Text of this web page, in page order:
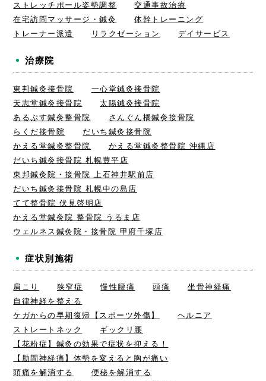
ストレッチポール姿勢調整
交通事故治療
在宅訪問マッサージ・鍼灸
体幹トレーニング
トレーナー派遣
リラクゼーション デイサービス
治療院
東邦鍼灸接骨院
一心堂鍼灸接骨院
天志堂鍼灸接骨院
太陽鍼灸接骨院
あるぷす鍼灸整骨院
さんぐん橋鍼灸接骨院
らくだ接骨院
だいち鍼灸接骨院
かえる堂鍼灸整骨院
かえる堂鍼灸整骨院 沖縄店
だいち鍼灸接骨院 札幌豊平店
東邦鍼灸院・接骨院 上石神井駅前店
だいち鍼灸接骨院 札幌中の島店
てて整骨院 伏見啓明店
かえる堂鍼灸院 整骨院 うるま店
ウェルネス鍼灸院・接骨院 甲府千塚店
症状別施術
肩こり 狭窄症 慢性腰痛 頭痛
坐骨神経痛
自律神経を整える
ケガからの早期復帰【スポーツ外傷】
ヘルニア
ストレートネック
ギックリ腰
【花粉症】鍼灸の効果で症状を抑える！
【肋間神経痛】体勢を変えると胸が痛い
頭痛を解消する
便秘を解消する